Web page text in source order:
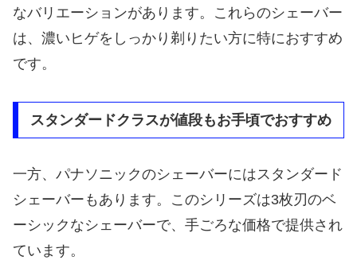
なバリエーションがあります。これらのシェーバー
は、濃いヒゲをしっかり剃りたい方に特におすすめ
です。
スタンダードクラスが値段もお手頃でおすすめ
一方、パナソニックのシェーバーにはスタンダード
シェーバーもあります。このシリーズは3枚刃のベ
ーシックなシェーバーで、手ごろな価格で提供され
ています。